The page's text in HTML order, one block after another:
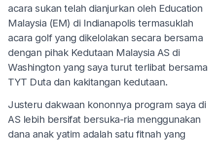
acara sukan telah dianjurkan oleh Education
Malaysia (EM) di Indianapolis termasuklah
acara golf yang dikelolakan secara bersama
dengan pihak Kedutaan Malaysia AS di
Washington yang saya turut terlibat bersama
TYT Duta dan kakitangan kedutaan.
Justeru dakwaan kononnya program saya di
AS lebih bersifat bersuka-ria menggunakan
dana anak yatim adalah satu fitnah yang